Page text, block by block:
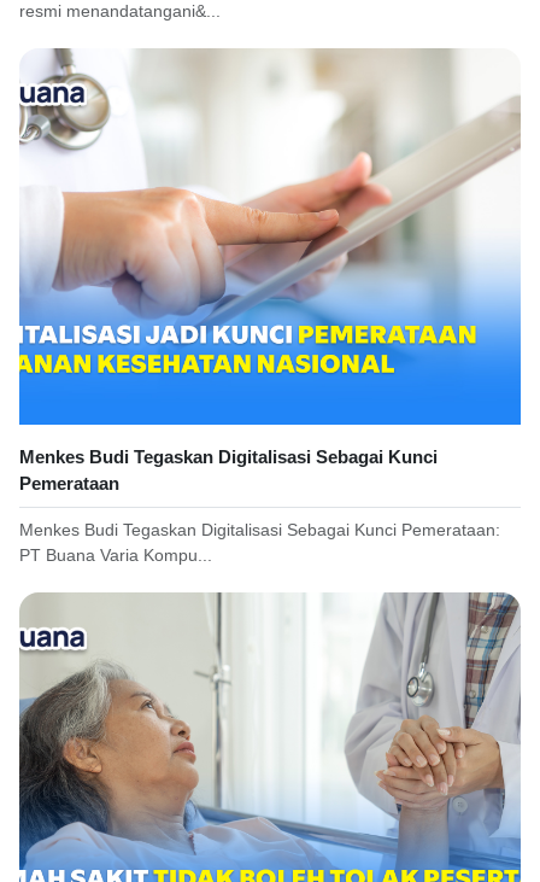
resmi menandatangani&...
Menkes Budi Tegaskan Digitalisasi Sebagai Kunci
Pemerataan
Menkes Budi Tegaskan Digitalisasi Sebagai Kunci Pemerataan:
PT Buana Varia Kompu...